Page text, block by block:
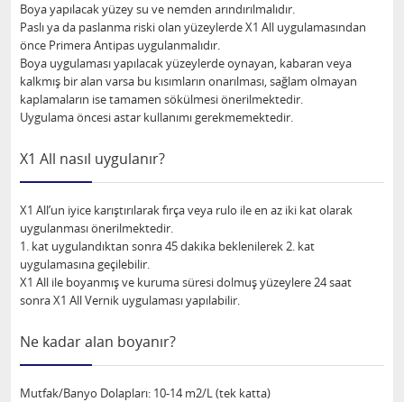
Boya yapılacak yüzey su ve nemden arındırılmalıdır.
Paslı ya da paslanma riski olan yüzeylerde X1 All uygulamasından
önce Primera Antipas uygulanmalıdır.
Boya uygulaması yapılacak yüzeylerde oynayan, kabaran veya
kalkmış bir alan varsa bu kısımların onarılması, sağlam olmayan
kaplamaların ise tamamen sökülmesi önerilmektedir.
Uygulama öncesi astar kullanımı gerekmemektedir.
X1 All nasıl uygulanır?
X1 All’un iyice karıştırılarak fırça veya rulo ile en az iki kat olarak
uygulanması önerilmektedir.
1. kat uygulandıktan sonra 45 dakika beklenilerek 2. kat
uygulamasına geçilebilir.
X1 All ile boyanmış ve kuruma süresi dolmuş yüzeylere 24 saat
sonra X1 All Vernik uygulaması yapılabilir.
Ne kadar alan boyanır?
Mutfak/Banyo Dolapları: 10-14 m2/L (tek katta)